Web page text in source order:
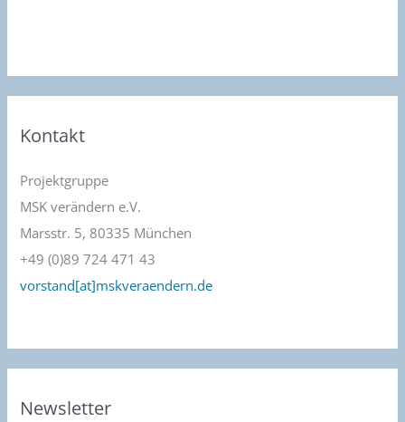
Kontakt
Projektgruppe
MSK verändern e.V.
Marsstr. 5, 80335 München
+49 (0)89 724 471 43
vorstand[at]mskveraendern.de
Newsletter